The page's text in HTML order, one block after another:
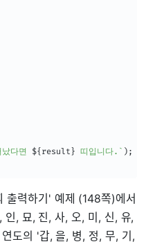
다면 ${ result } 띠입니다. ` ) ;
출력하기' 예제 (148쪽)에서
, 묘, 진, 사, 오, 미, 신, 유,
도의 '갑, 을, 병, 정, 무, 기,